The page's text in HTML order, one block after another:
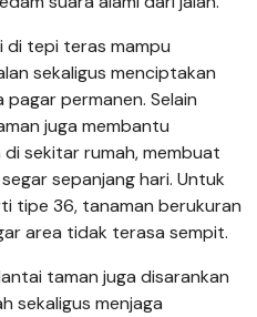
di tepi teras mampu
sekaligus menciptakan
permanen. Selain
juga membantu
sekitar rumah, membuat
sepanjang hari. Untuk
tipe 36, tanaman berukuran
area tidak terasa sempit.
taman juga disarankan
sekaligus menjaga